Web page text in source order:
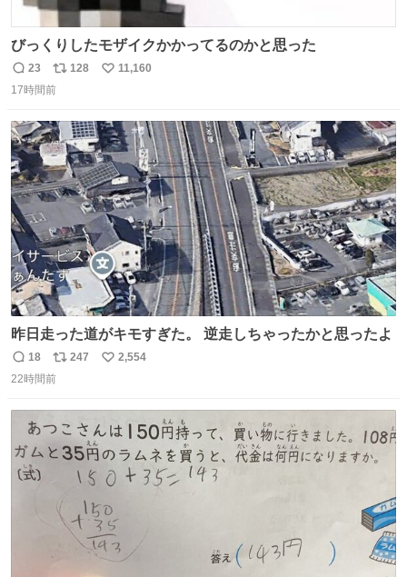
びっくりしたモザイクかかってるのかと思った
返
信
23
リ
ポ
ト
数
128
い
数
11,160
17時間前
昨日走った道がキモすぎた。 逆走しちゃったかと思ったよ
返
信
18
リ
ポ
ト
247
い
数
2,554
22時間前